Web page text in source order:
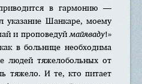
в гармонию —
указание Шанкаре, моему
и проповедуймайяваду!»
в больнице необходима
людей тяжелобольных от
тяжело. И те, кто питает